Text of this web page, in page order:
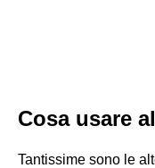
Cosa usare
Tantissime sono le